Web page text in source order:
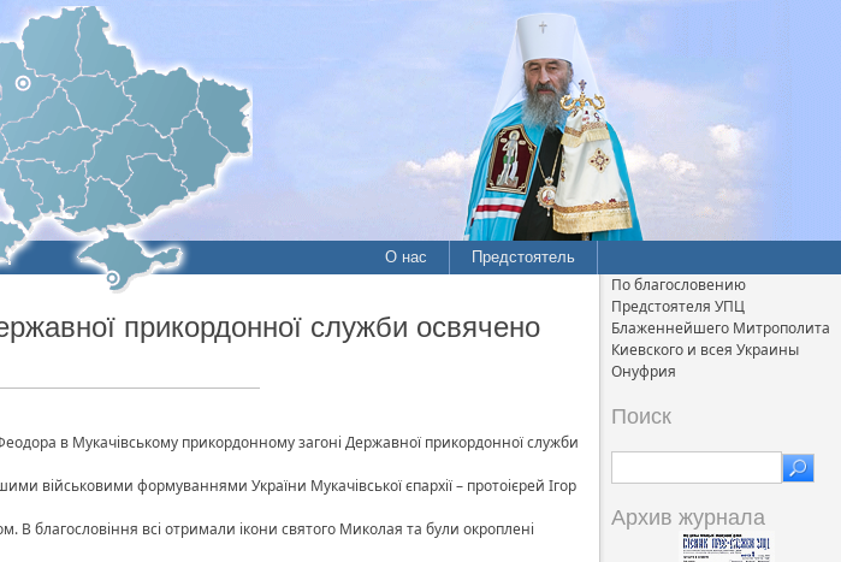
О нас Предстоятель
прикордонної служби освячено
в Мукачівському прикордонному загоні Державної прикордонної служби
військовими формуваннями України Мукачівської єпархії – протоієрей Ігор
В благословіння всі отримали ікони святого Миколая та були окроплені
По благословению
Предстоятеля УПЦ
Блаженнейшего Митрополита
Киевского и всея Украины
Онуфрия
Поиск
Архив журнала